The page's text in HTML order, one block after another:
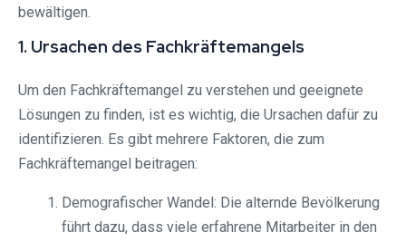
bewältigen.
1. Ursachen des Fachkräftemangels
Um den Fachkräftemangel zu verstehen und geeignete
Lösungen zu finden, ist es wichtig, die Ursachen dafür zu
identifizieren. Es gibt mehrere Faktoren, die zum
Fachkräftemangel beitragen:
Demografischer Wandel: Die alternde Bevölkerung
führt dazu, dass viele erfahrene Mitarbeiter in den